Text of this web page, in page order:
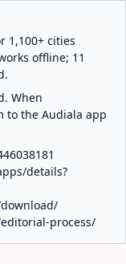
1,100+ cities
offline; 11
When
to the Audiala app
details?
process/